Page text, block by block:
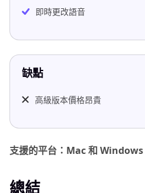
即時更改語音
缺點
高級版本價格昂貴
支援的平台：Mac 和 Windows
總結